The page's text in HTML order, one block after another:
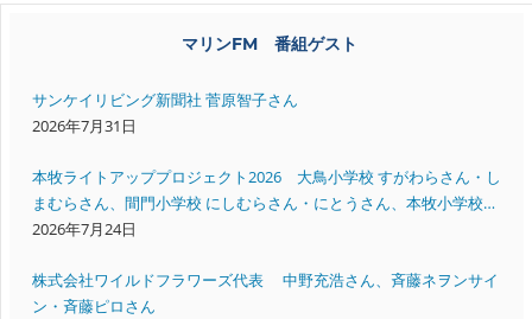
マリンFM 番組ゲスト
サンケイリビング新聞社 菅原智子さん
2026年7月31日
本牧ライトアッププロジェクト2026 大鳥小学校 すがわらさん・し
まむらさん、間門小学校 にしむらさん・にとうさん、本牧小学校
いいださん・すえよしさん
2026年7月24日
株式会社ワイルドフラワーズ代表 中野充浩さん、斉藤ネヲンサイ
ン・斉藤ピロさん